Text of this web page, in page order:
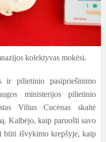
kolektyvas mokėsi.
ir pilietinio pasipriešinimo
ministerijos pilietinio
Vilius Cucėnas skaitė
Kalbėjo, kaip paruošti savo
būti išvykimo krepšyje, kaip